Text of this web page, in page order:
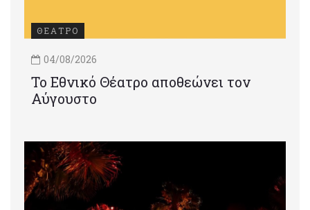
ΘΕΑΤΡΟ
04/08/2026
Το Εθνικό Θέατρο αποθεώνει τον
Αύγουστο